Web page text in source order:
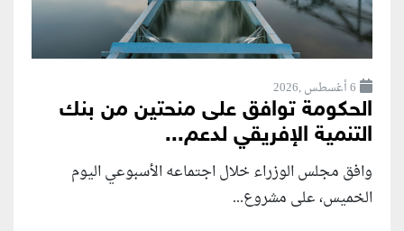
6 أغسطس ,2026
الحكومة توافق على منحتين من بنك
التنمية الإفريقي لدعم...
وافق مجلس الوزراء خلال اجتماعه الأسبوعي اليوم
الخميس، على مشروع...